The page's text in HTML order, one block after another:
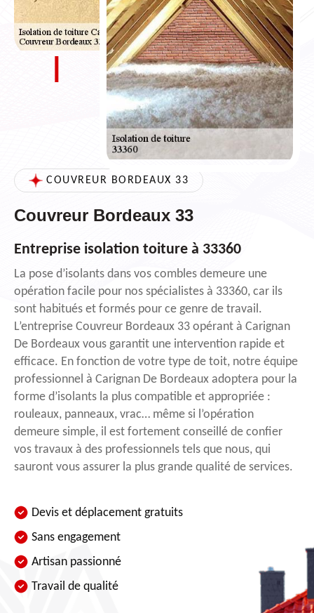
COUVREUR BORDEAUX 33
Couvreur Bordeaux 33
Entreprise isolation toiture à 33360
La pose d’isolants dans vos combles demeure une
opération facile pour nos spécialistes à 33360, car ils
sont habitués et formés pour ce genre de travail.
L’entreprise Couvreur Bordeaux 33 opérant à Carignan
De Bordeaux vous garantit une intervention rapide et
efficace. En fonction de votre type de toit, notre équipe
professionnel à Carignan De Bordeaux adoptera pour la
forme d’isolants la plus compatible et appropriée :
rouleaux, panneaux, vrac… même si l’opération
demeure simple, il est fortement conseillé de confier
vos travaux à des professionnels tels que nous, qui
sauront vous assurer la plus grande qualité de services.
Devis et déplacement gratuits
Sans engagement
Artisan passionné
Travail de qualité